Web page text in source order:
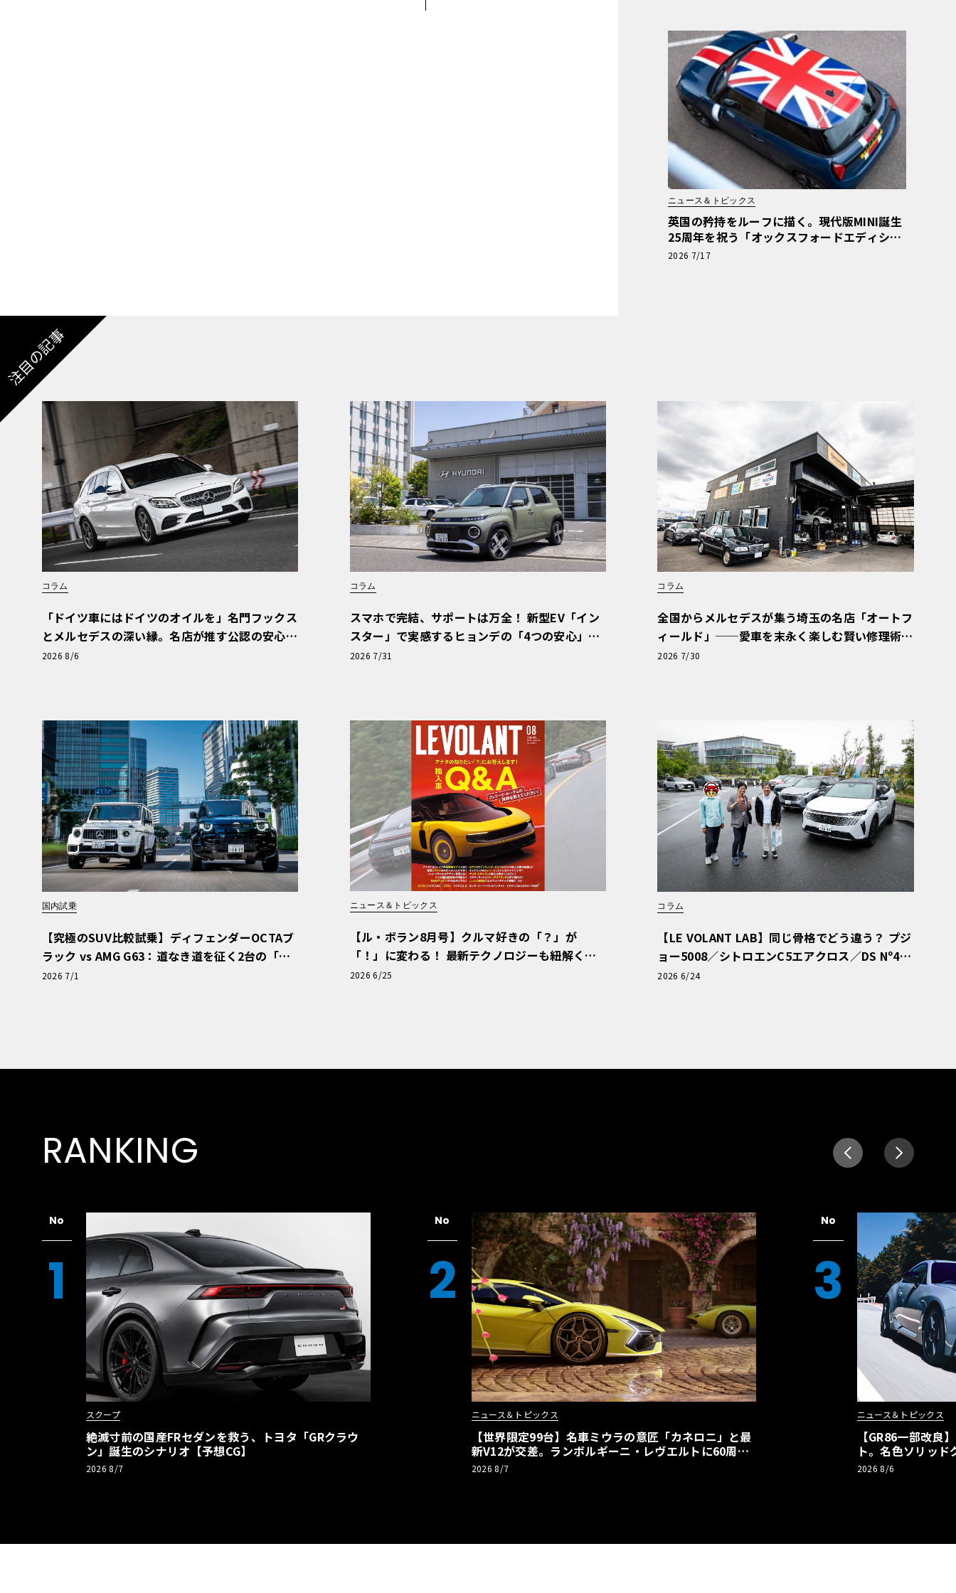
ニュース＆トピックス
英国の矜持をルーフに描く。現代版MINI誕生
25周年を祝う「オックスフォードエディショ
ン」の洗練
2026 7/17
注目の記事
コラム
「ドイツ車にはドイツのオイルを」名門フックス
とメルセデスの深い縁。名店が推す公認の安心
と、Cクラスで味わうシルキーな走り〈PR〉
2026 8/6
コラム
スマホで完結、サポートは万全！ 新型EV「イン
スター」で実感するヒョンデの「4つの安心」
【第1回・ヒョンデ6つの疑問：Why? Hyunda
2026 7/31
コラム
全国からメルセデスが集う埼玉の名店「オートフ
ィールド」──愛車を末永く楽しむ賢い修理術
と、プロがフックス製オイルを選ぶ理由〈PR〉
2026 7/30
国内試乗
【究極のSUV比較試乗】ディフェンダーOCTAブ
ラック vs AMG G63：道なき道を征く2台の「対
極的アプローチ」
2026 7/1
ニュース＆トピックス
【ル・ボラン8月号】クルマ好きの「？」が
「！」に変わる！ 最新テクノロジーも紐解く
「輸入車Q&A」
2026 6/25
コラム
【LE VOLANT LAB】同じ骨格でどう違う？ プジ
ョー5008／シトロエンC5エアクロス／DS Nº4
読者一気乗りレポート
2026 6/24
RANKING
No
1
スクープ
絶滅寸前の国産FRセダンを救う、トヨタ「GRクラウ
ン」誕生のシナリオ【予想CG】
2026 8/7
No
2
ニュース＆トピックス
【世界限定99台】名車ミウラの意匠「カネロニ」と最
新V12が交差。ランボルギーニ・レヴエルトに60周年
記念車が登場
2026 8/7
No
3
ニュース＆トピックス
【GR86一部改良
ト。名色ソリッ
極みへ
2026 8/6